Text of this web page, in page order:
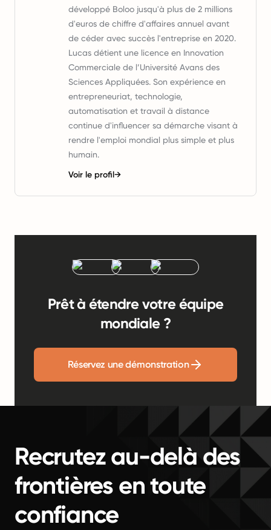
développé Boloo jusqu'à plus de 2 millions
d'euros de chiffre d'affaires annuel avant
de céder avec succès l'entreprise en 2020.
Lucas détient une licence en Innovation
Commerciale de l’Université Avans des
Sciences Appliquées. Son expérience en
entrepreneuriat, technologie,
automatisation et travail à distance
continue d'influencer sa démarche visant à
rendre l'emploi mondial plus simple et plus
humain.
Voir le profil→
Prêt à étendre votre équipe
mondiale ?
Réservez une démonstration
Recrutez au-delà des
frontières en toute
confiance